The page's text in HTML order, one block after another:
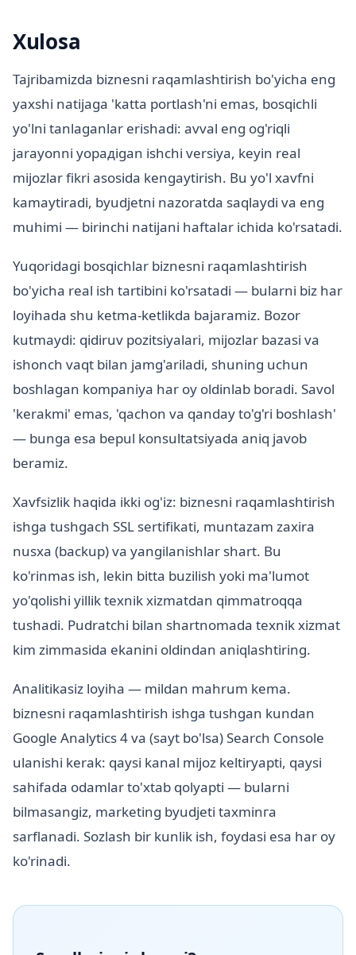
Xulosa
Tajribamizda biznesni raqamlashtirish bo'yicha eng
yaxshi natijaga 'katta portlash'ni emas, bosqichli
yo'lni tanlaganlar erishadi: avval eng og'riqli
jarayonni yopадigan ishchi versiya, keyin real
mijozlar fikri asosida kengaytirish. Bu yo'l xavfni
kamaytiradi, byudjetni nazoratda saqlaydi va eng
muhimi — birinchi natijani haftalar ichida ko'rsatadi.
Yuqoridagi bosqichlar biznesni raqamlashtirish
bo'yicha real ish tartibini ko'rsatadi — bularni biz har
loyihada shu ketma-ketlikda bajaramiz. Bozor
kutmaydi: qidiruv pozitsiyalari, mijozlar bazasi va
ishonch vaqt bilan jamg'ariladi, shuning uchun
boshlagan kompaniya har oy oldinlab boradi. Savol
'kerakmi' emas, 'qachon va qanday to'g'ri boshlash'
— bunga esa bepul konsultatsiyada aniq javob
beramiz.
Xavfsizlik haqida ikki og'iz: biznesni raqamlashtirish
ishga tushgach SSL sertifikati, muntazam zaxira
nusxa (backup) va yangilanishlar shart. Bu
ko'rinmas ish, lekin bitta buzilish yoki ma'lumot
yo'qolishi yillik texnik xizmatdan qimmatroqqa
tushadi. Pudratchi bilan shartnomada texnik xizmat
kim zimmasida ekanini oldindan aniqlashtiring.
Analitikasiz loyiha — mildan mahrum kema.
biznesni raqamlashtirish ishga tushgan kundan
Google Analytics 4 va (sayt bo'lsa) Search Console
ulanishi kerak: qaysi kanal mijoz keltiryapti, qaysi
sahifada odamlar to'xtab qolyapti — bularni
bilmasangiz, marketing byudjeti taxminга
sarflanadi. Sozlash bir kunlik ish, foydasi esa har oy
ko'rinadi.